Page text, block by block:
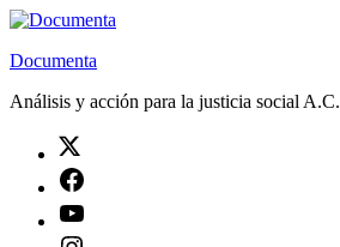
Saltar
contenido
Documenta
Análisis y acción para la justicia social A.C.